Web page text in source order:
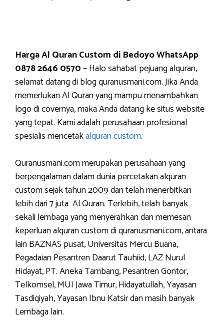
Harga Al Quran Custom di Bedoyo WhatsApp
0878 2646 0570– Halo sahabat pejuang alquran,
selamat datang di blog quranusmani.com. Jika Anda
memerlukan Al Quran yang mampu menambahkan
logo di covernya, maka Anda datang ke situs website
yang tepat. Kami adalah perusahaan profesional
spesialis mencetakalquran custom.
Quranusmani.com merupakan perusahaan yang
berpengalaman dalam dunia percetakan alquran
custom sejak tahun 2009 dan telah menerbitkan
lebih dari 7 juta Al Quran. Terlebih, telah banyak
sekali lembaga yang menyerahkan dan memesan
keperluan alquran custom di quranusmani.com, antara
lain BAZNAS pusat, Universitas Mercu Buana,
Pegadaian Pesantren Daarut Tauhiid, LAZ Nurul
Hidayat, PT. Aneka Tambang, Pesantren Gontor,
Telkomsel, MUI Jawa Timur, Hidayatullah, Yayasan
Tasdiqiyah, Yayasan Ibnu Katsir dan masih banyak
Lembaga lain.